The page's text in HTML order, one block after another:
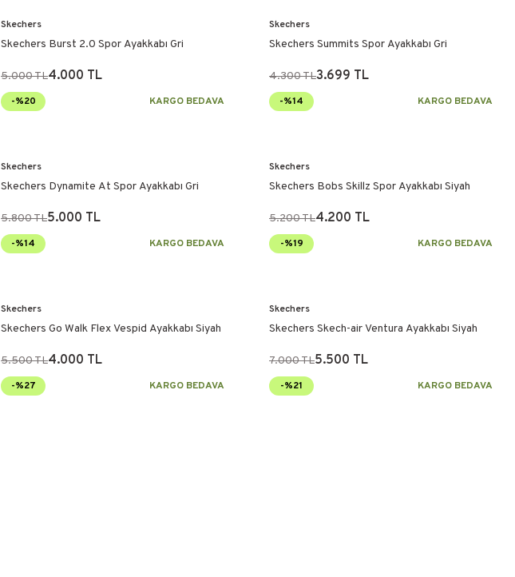
Skechers
Skechers Burst 2.0 Spor Ayakkabı Gri
5.000 TL4.000 TL
-%20 KARGO BEDAVA
Skechers
Skechers Summits Spor Ayakkabı Gri
4.300 TL3.699 TL
-%14 KARGO BEDAVA
Skechers
Skechers Dynamite At Spor Ayakkabı Gri
5.800 TL5.000 TL
-%14 KARGO BEDAVA
Skechers
Skechers Bobs Skillz Spor Ayakkabı Siyah
5.200 TL4.200 TL
-%19 KARGO BEDAVA
Skechers
Skechers Go Walk Flex Vespid Ayakkabı Siyah
5.500 TL4.000 TL
-%27 KARGO BEDAVA
Skechers
Skechers Skech-air Ventura Ayakkabı Siyah
7.000 TL5.500 TL
-%21 KARGO BEDAVA